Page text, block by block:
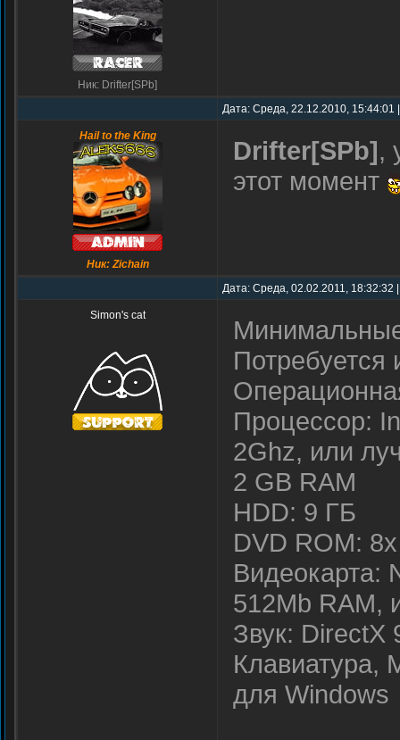
Ник: Drifter[SPb]
Дата: Среда, 22.12.2010,
Hail to the King
Ник: Zichain
Drifter[SPb],
этот момент
Дата: Среда, 02.02.2011,
Simon's cat
Потребуется
Процессор:
2Ghz, или
2 GB RAM
HDD: 9 ГБ
DVD ROM: 8x
Видеокарта:
512Mb RAM,
Звук: DirectX
Клавиатура,
для Windows